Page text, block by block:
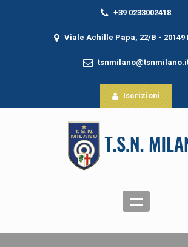
+39 0233002418
Viale Achille Papa, 22/B - 20149
Iscrizioni